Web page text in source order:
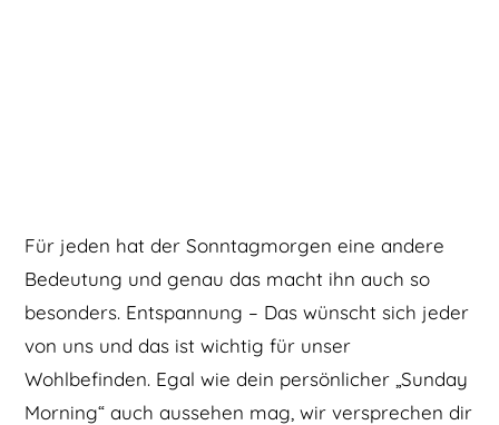
Für jeden hat der Sonntagmorgen eine andere
Bedeutung und genau das macht ihn auch so
besonders. Entspannung – Das wünscht sich jeder
von uns und das ist wichtig für unser
Wohlbefinden. Egal wie dein persönlicher „Sunday
Morning“ auch aussehen mag, wir versprechen dir